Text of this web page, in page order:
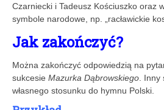
Czarniecki i Tadeusz Kościuszko oraz
symbole narodowe, np. „racławickie
Jak zakończyć?
Można zakończyć odpowiedzią na
sukcesie Mazurka Dąbrowskiego .
własnego stosunku do hymnu Polski.